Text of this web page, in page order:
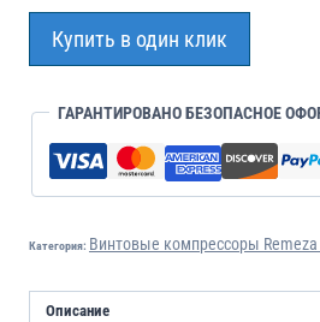
Купить в один клик
ГАРАНТИРОВАНО БЕЗОПАСНОЕ
Категория: Винтовые компрессоры
Описание